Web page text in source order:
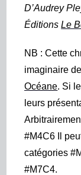
D’Audrey
ÉditionsLe
NB : Cette
imaginaire
Océane. Si
leurs
#M4C6 Il
catégories
#M7C4.